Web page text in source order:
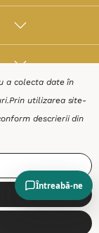
a colecta date în
Prin utilizarea site-
descrierii din